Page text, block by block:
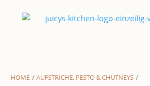
HOME / AUFSTRICHE, PESTO & CHUTNEYS /